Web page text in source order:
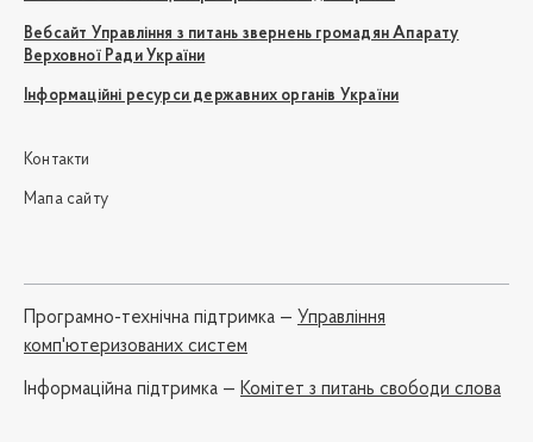
Вебсайт Управління з питань звернень громадян Апарату
Верховної Ради України
Інформаційні ресурси державних органів України
Контакти
Мапа сайту
Програмно-технічна підтримка — Управління
комп'ютеризованих систем
Iнформаційна підтримка — Комітет з питань свободи слова